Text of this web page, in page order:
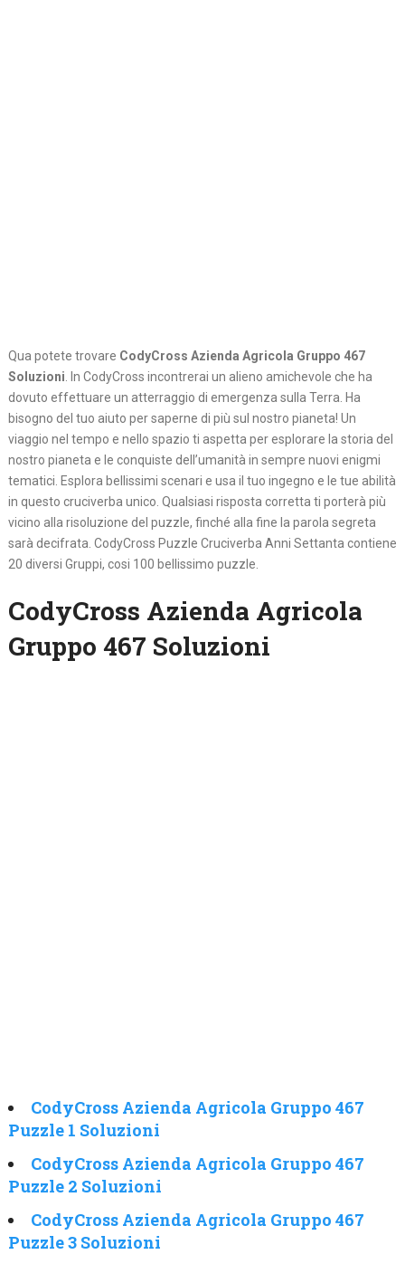
Qua potete trovare CodyCross Azienda Agricola Gruppo 467
Soluzioni. In CodyCross incontrerai un alieno amichevole che ha
dovuto effettuare un atterraggio di emergenza sulla Terra. Ha
bisogno del tuo aiuto per saperne di più sul nostro pianeta! Un
viaggio nel tempo e nello spazio ti aspetta per esplorare la storia del
nostro pianeta e le conquiste dell’umanità in sempre nuovi enigmi
tematici. Esplora bellissimi scenari e usa il tuo ingegno e le tue abilità
in questo cruciverba unico. Qualsiasi risposta corretta ti porterà più
vicino alla risoluzione del puzzle, finché alla fine la parola segreta
sarà decifrata. CodyCross Puzzle Cruciverba Anni Settanta contiene
20 diversi Gruppi, cosi 100 bellissimo puzzle.
CodyCross Azienda Agricola
Gruppo 467 Soluzioni
CodyCross Azienda Agricola Gruppo 467
Puzzle 1 Soluzioni
CodyCross Azienda Agricola Gruppo 467
Puzzle 2 Soluzioni
CodyCross Azienda Agricola Gruppo 467
Puzzle 3 Soluzioni